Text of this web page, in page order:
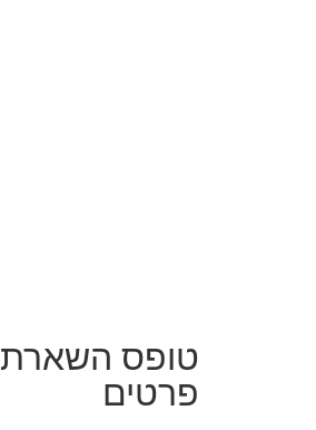
טופס השארת
פרטים